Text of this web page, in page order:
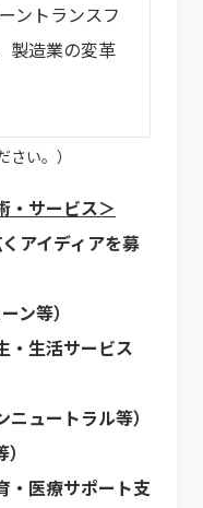
ントランスフ
製造業の変革
い。）
・サービス＞
アイディアを募
ン等）
・生活サービス
ュートラル等）
・医療サポート支